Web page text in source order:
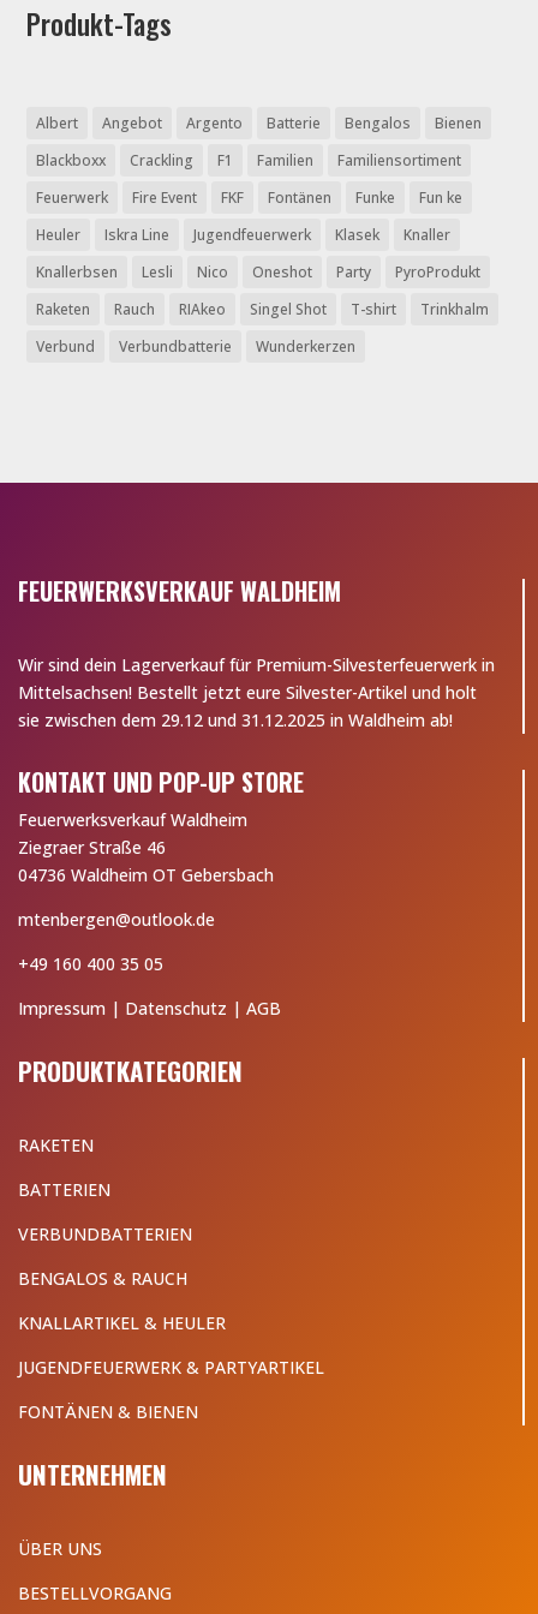
Produkt-Tags
Albert Angebot Argento Batterie Bengalos
Bienen
Blackboxx
Crackling F1 Familien
Familiensortiment
Feuerwerk
Fire Event FKF Fontänen Funke
Fun ke
Heuler
Iskra Line Jugendfeuerwerk Klasek
Knaller
Knallerbsen
Lesli Nico Oneshot Party
PyroProdukt
Raketen
Rauch RIAkeo Singel Shot T-shirt
Trinkhalm
Verbund
Verbundbatterie Wunderkerzen
FEUERWERKSVERKAUF WALDHEIM
Wir sind dein Lagerverkauf für Premium-Silvesterfeuerwerk in
Mittelsachsen! Bestellt jetzt eure Silvester-Artikel und holt
sie zwischen dem 29.12 und 31.12.2025 in Waldheim ab!
KONTAKT UND POP-UP STORE
Feuerwerksverkauf Waldheim
Ziegraer Straße 46
04736 Waldheim OT Gebersbach
mtenbergen@outlook.de
+49 160 400 35 05
Impressum | Datenschutz |AGB
PRODUKTKATEGORIEN
RAKETEN
BATTERIEN
VERBUNDBATTERIEN
BENGALOS & RAUCH
KNALLARTIKEL & HEULER
JUGENDFEUERWERK & PARTYARTIKEL
FONTÄNEN & BIENEN
UNTERNEHMEN
ÜBER UNS
BESTELLVORGANG